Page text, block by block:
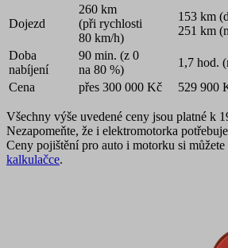
Dojezd
260 km
(při rychlosti
80 km/h)
153 km
251 km
Doba
nabíjení
90 min. (z 0
na 80 %)
1,7 hod.
Cena
přes 300 000 Kč 529 900
Všechny výše uvedené ceny jsou platné k
Nezapomeňte, že i elektromotorka
Ceny pojištění pro auto i motorku si
kalkulačce.